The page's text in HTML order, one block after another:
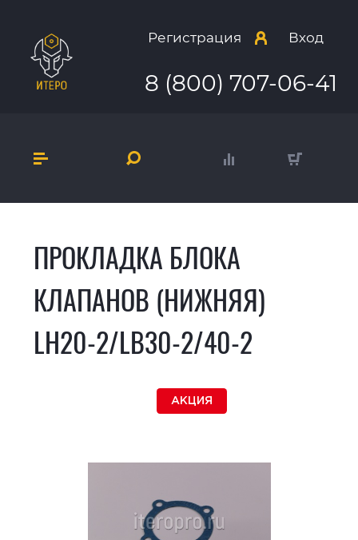
Регистрация Вход
8 (800) 707-06-41
ПРОКЛАДКА БЛОКА
КЛАПАНОВ (НИЖНЯЯ)
LH20-2/LB30-2/40-2
АКЦИЯ